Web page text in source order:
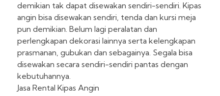
demikian tak dapat disewakan sendiri-sendiri. Kipas
angin bisa disewakan sendiri, tenda dan kursi meja
pun demikian. Belum lagi peralatan dan
perlengkapan dekorasi lainnya serta kelengkapan
prasmanan, gubukan dan sebagainya. Segala bisa
disewakan secara sendiri-sendiri pantas dengan
kebutuhannya.
Jasa Rental Kipas Angin